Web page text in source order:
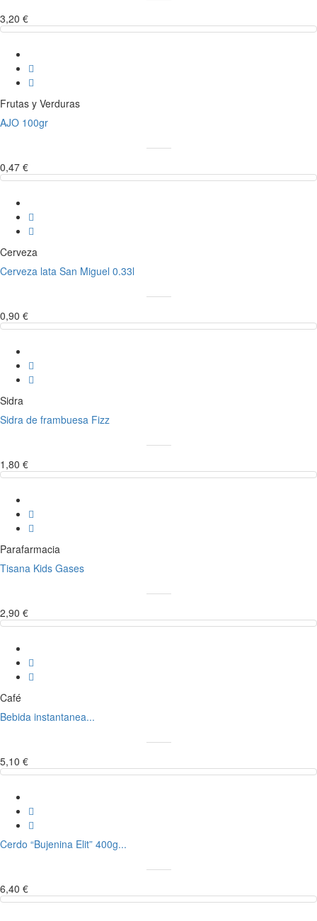
3,20 €
Frutas y Verduras
AJO 100gr
0,47 €
Cerveza
Cerveza lata San Miguel 0.33l
0,90 €
Sidra
Sidra de frambuesa Fizz
1,80 €
Parafarmacia
Tisana Kids Gases
2,90 €
Café
Bebida instantanea...
5,10 €
Cerdo “Bujenina Elit” 400g...
6,40 €